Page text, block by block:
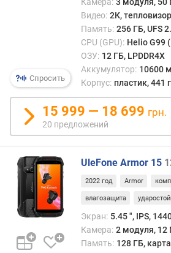
a
r
(
с
п
л
е
й
)
(
p
Спросить
Видео: 2К,
Память: 256 ГБ, UFS
CPU (GPU): Helio G99
ОЗУ: 12 ГБ, LPDDR4X
Аккумулятор: 10600
Корпус: пластик, 441
15 999 — 18 699 грн.
20 предложений
UleFone Armor 15
2022 год Armor
влагозащита
Экран: 5.45 ", IPS,
Камера: 2 модуля,
Память: 128 ГБ,